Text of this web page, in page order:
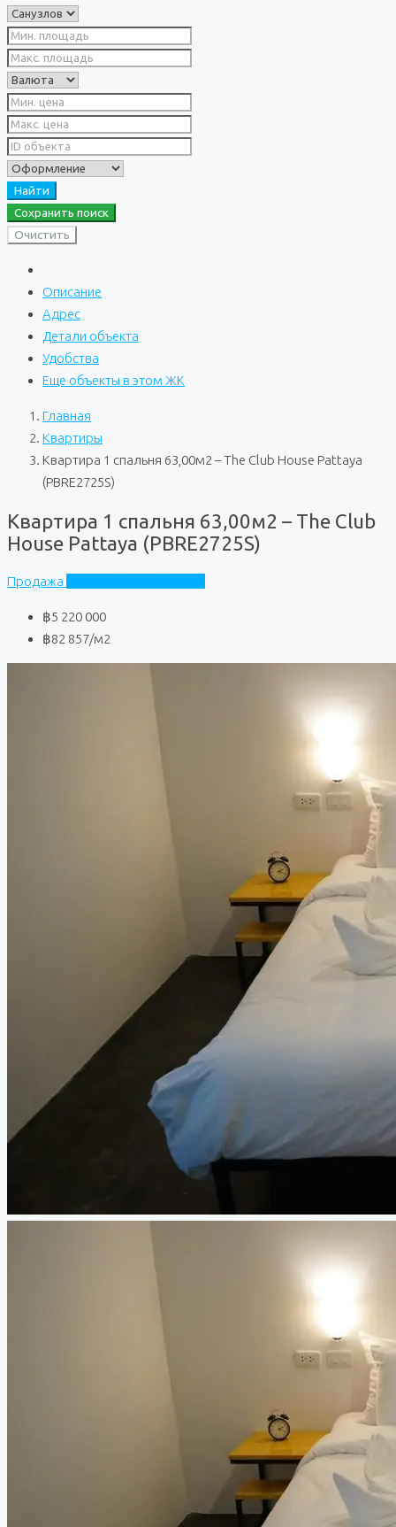
Найти
Сохранить поиск
Очистить
Описание
Адрес
Детали объекта
Удобства
Еще объекты в этом ЖК
Главная
Квартиры
Квартира 1 спальня 63,00м2 – The Club House Pattaya
(PBRE2725S)
Квартира 1 спальня 63,00м2 – The Club
House Pattaya (PBRE2725S)
Продажа
฿5 220 000
฿82 857/м2